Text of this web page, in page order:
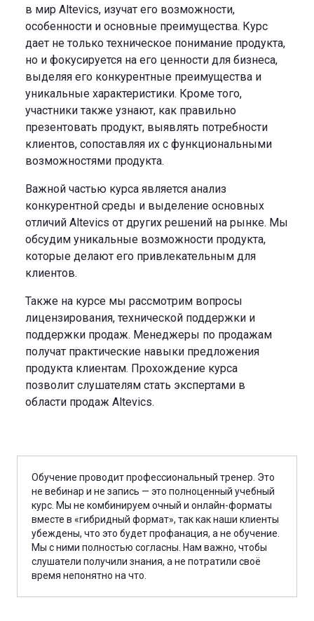
в мир Altevics, изучат его возможности,
особенности и основные преимущества. Курс
дает не только техническое понимание продукта,
но и фокусируется на его ценности для бизнеса,
выделяя его конкурентные преимущества и
уникальные характеристики. Кроме того,
участники также узнают, как правильно
презентовать продукт, выявлять потребности
клиентов, сопоставляя их с функциональными
возможностями продукта.
Важной частью курса является анализ
конкурентной среды и выделение основных
отличий Altevics от других решений на рынке. Мы
обсудим уникальные возможности продукта,
которые делают его привлекательным для
клиентов.
Также на курсе мы рассмотрим вопросы
лицензирования, технической поддержки и
поддержки продаж. Менеджеры по продажам
получат практические навыки предложения
продукта клиентам. Прохождение курса
позволит слушателям стать экспертами в
области продаж Altevics.
Обучение проводит профессиональный тренер. Это
не вебинар и не запись — это полноценный учебный
курс. Мы не комбинируем очный и онлайн-форматы
вместе в «гибридный формат», так как наши клиенты
убеждены, что это будет профанация, а не обучение.
Мы с ними полностью согласны. Нам важно, чтобы
слушатели получили знания, а не потратили своё
время непонятно на что.